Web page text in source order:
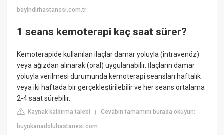
bayindirhastanesi.com.tr
1 seans kemoterapi kaç saat sürer?
Kemoterapide kullanılan ilaçlar damar yoluyla (intravenöz)
veya ağızdan alınarak (oral) uygulanabilir. İlaçların damar
yoluyla verilmesi durumunda kemoterapi seansları haftalık
veya iki haftada bir gerçekleştirilebilir ve her seans ortalama
2-4 saat sürebilir.
Kaynak kaldırma talebi |Cevabın tamamını burada okuyun:
buyukanadoluhastanesi.com